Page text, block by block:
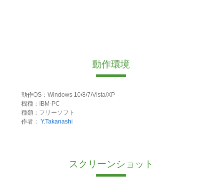
動作環境
動作OS：Windows 10/8/7/Vista/XP
機種：IBM-PC
種類：フリーソフト
作者： Y.Takanashi
スクリーンショット